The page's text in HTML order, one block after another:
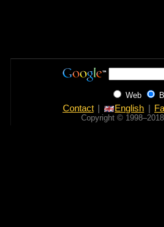
Web
Contact English
Copyright ©